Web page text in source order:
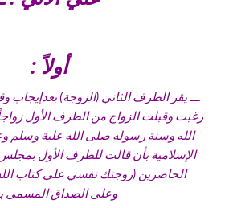
أولاً :
ـــ يقر الطرف الثاني (الزوجة) بعدإيجاب
رغبت وقبلت الزواج من الطرف الأول
الله وسنة رسوله صلى الله علية وسلم
الإسلامية بأن قالت للطرف الأول
الحاضرين (زوجتك نفسي على كتاب
وعلى الصداق المسمى